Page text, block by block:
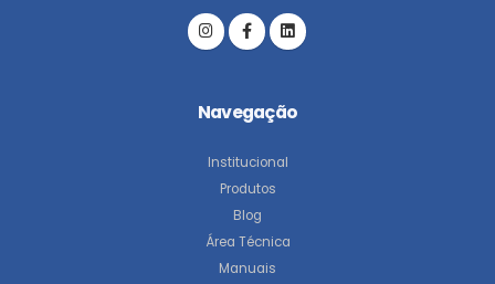
Navegação
Institucional
Produtos
Blog
Área Técnica
Manuais